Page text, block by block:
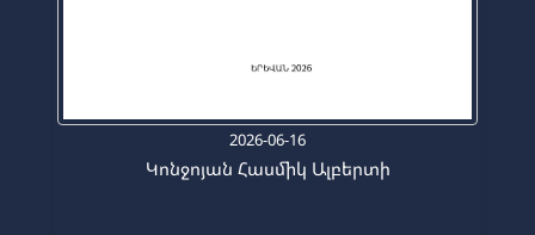
2026-06-16
Կոնջոյան Հասմիկ Ալբերտի